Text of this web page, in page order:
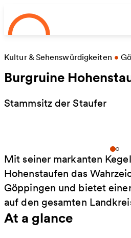
Skip to main content
Kultur & Sehenswürdigkeiten •
Burgruine
Stammsitz der Staufer
Mit seiner markanten
Hohenstaufen das
Göppingen und bietet
auf den gesamten
At a glance